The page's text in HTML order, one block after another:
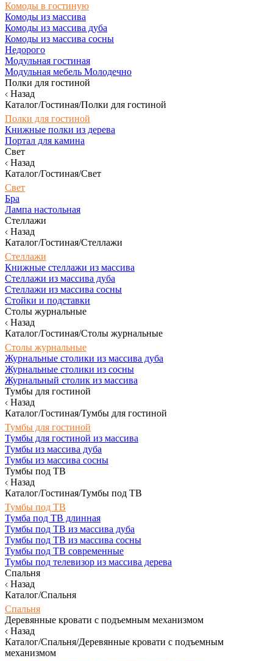
Комоды в гостиную
Комоды из массива
Комоды из массива дуба
Комоды из массива сосны
Недорого
Модульная гостиная
Модульная мебель Молодечно
Полки для гостиной
Назад
Каталог/Гостиная/Полки для гостиной
Полки для гостиной
Книжные полки из дерева
Портал для камина
Свет
Назад
Каталог/Гостиная/Свет
Свет
Бра
Лампа настольная
Стеллажи
Назад
Каталог/Гостиная/Стеллажи
Стеллажи
Книжные стеллажи из массива
Стеллажи из массива дуба
Стеллажи из массива сосны
Стойки и подставки
Столы журнальные
Назад
Каталог/Гостиная/Столы журнальные
Столы журнальные
Журнальные столики из массива дуба
Журнальные столики из сосны
Журнальный столик из массива
Тумбы для гостиной
Назад
Каталог/Гостиная/Тумбы для гостиной
Тумбы для гостиной
Тумбы для гостиной из массива
Тумбы из массива дуба
Тумбы из массива сосны
Тумбы под ТВ
Назад
Каталог/Гостиная/Тумбы под ТВ
Тумбы под ТВ
Тумба под ТВ длинная
Тумбы под ТВ из массива дуба
Тумбы под ТВ из массива сосны
Тумбы под ТВ современные
Тумбы под телевизор из массива дерева
Спальня
Назад
Каталог/Спальня
Спальня
Деревянные кровати с подъемным механизмом
Назад
Каталог/Спальня/Деревянные кровати с подъемным
механизмом